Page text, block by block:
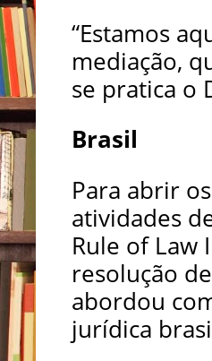
“Estamos
mediação,
se pratica o
Brasil
Para abrir
atividades
Rule of Law
resolução
abordou
jurídica